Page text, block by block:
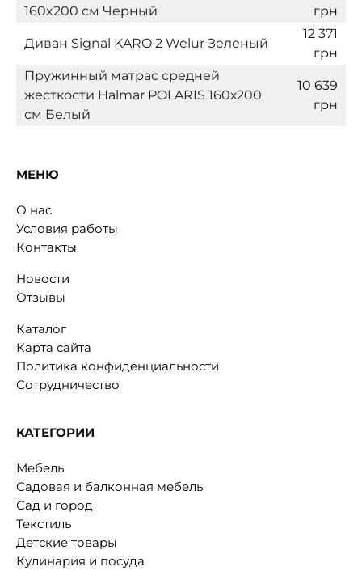
160x200 см Черный
грн
Диван Signal KARO 2 Welur Зеленый
12 371
грн
Пружинный матрас средней
жесткости Halmar POLARIS 160х200
см Белый
10 639
грн
МЕНЮ
О нас
Условия работы
Контакты
Новости
Отзывы
Каталог
Карта сайта
Политика конфиденциальности
Сотрудничество
КАТЕГОРИИ
Мебель
Садовая и балконная мебель
Сад и город
Текстиль
Детские товары
Кулинария и посуда